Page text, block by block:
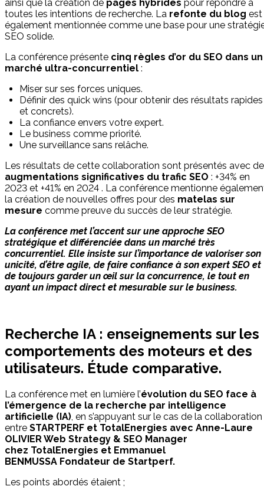
ainsi que la création de pages hybrides pour répondre à
toutes les intentions de recherche. La refonte du blog est
également mentionnée comme une base pour une
SEO solide.
La conférence présente cinq règles d’or du SEO dans un
marché ultra-concurrentiel :
Miser sur ses forces uniques.
Définir des quick wins (pour obtenir des résultats rapides
et concrets).
La confiance envers votre expert.
Le business comme priorité.
Une surveillance sans relâche.
Les résultats de cette collaboration sont présentés avec
augmentations significatives du trafic SEO : +34% en
2023 et +41% en 2024 . La conférence mentionne
la création de nouvelles offres pour des matelas sur
mesure comme preuve du succès de leur stratégie.
La conférence met l’accent sur une approche SEO
stratégique et différenciée dans un marché très
concurrentiel. Elle insiste sur l’importance de valoriser son
unicité, d’être agile, de faire confiance à son expert SEO et
de toujours garder un œil sur la concurrence, le tout en
ayant un impact direct et mesurable sur le business.
Recherche IA : enseignements sur les
comportements des moteurs et des
utilisateurs. Étude comparative.
La conférence met en lumière l’évolution du SEO face à
l’émergence de la recherche par intelligence
artificielle (IA) , en s’appuyant sur le cas de la collaboration
entre STARTPERF et TotalEnergies avec Anne-Laure
OLIVIER Web Strategy & SEO Manager
chez TotalEnergies et Emmanuel
BENMUSSA Fondateur de Startperf.
Les points abordés étaient ;